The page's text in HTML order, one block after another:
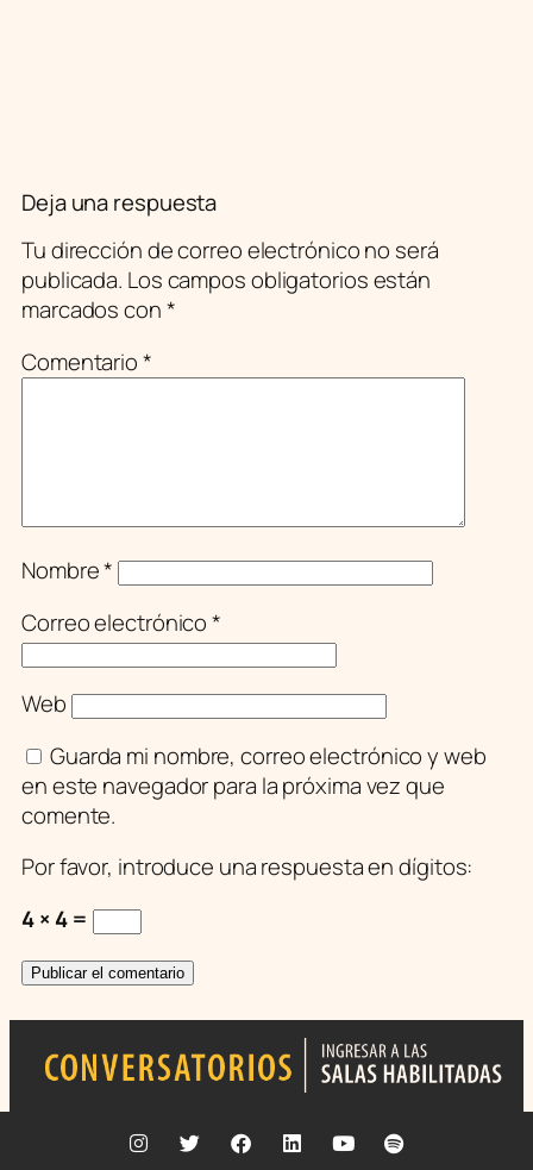
Deja una respuesta
Tu dirección de correo electrónico no será
publicada. Los campos obligatorios están
marcados con*
Comentario*
Nombre*
Correo electrónico*
Web
Guarda mi nombre, correo electrónico y web
en este navegador para la próxima vez que
comente.
Por favor, introduce una respuesta en dígitos:
4 × 4 =